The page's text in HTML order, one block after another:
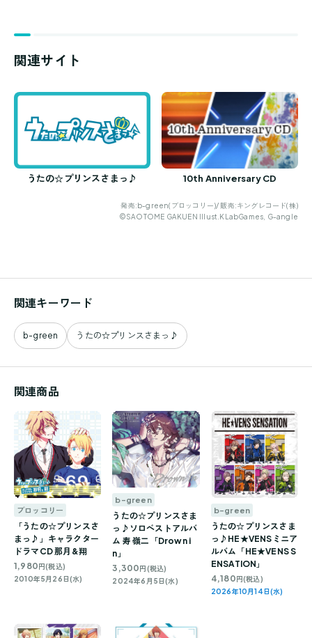
関連サイト
うたの☆プリンスさまっ♪ 10th Anniversary CD
発売:b-green(ブロッコリー)/ 販売:キングレコード(株)
©SAOTOME GAKUEN Illust.KLabGames, G-angle
関連キーワード
b-green うたの☆プリンスさまっ♪
関連商品
ブロッコリー
「うたの☆プリンスさ
まっ♪」キャラクター
ドラマCD 那月&翔
1,980円(税込)
2010年5月26日(水)
b-green
うたの☆プリンスさま
っ♪ソロベストアルバ
ム 寿 嶺二「Drown i
n」
3,300円(税込)
2024年6月5日(水)
b-green
うたの☆プリンスさま
っ♪HE★VENSミニア
ルバム「HE★VENS S
ENSATION」
4,180円(税込)
2026年10月14日(水)